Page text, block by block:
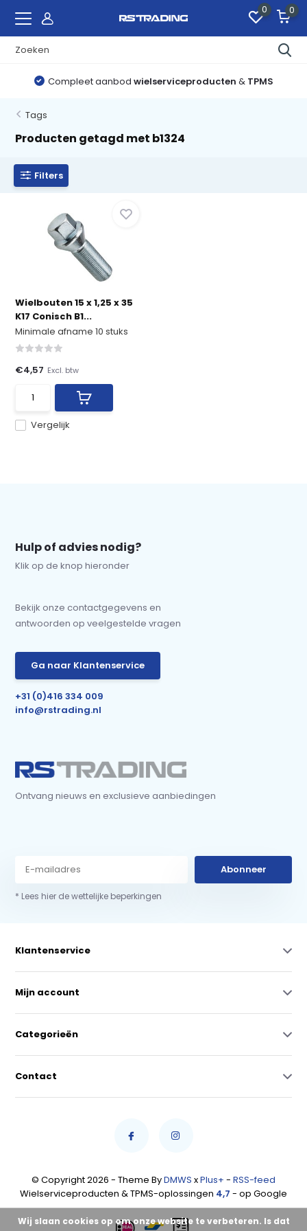
0 0
Compleet aanbod wielserviceproducten & TPMS
Tags
Producten getagd met b1324
Filters
Wielbouten 15 x 1,25 x 35
K17 Conisch B1...
Minimale afname 10 stuks
Vergelijk
€4,57 Excl. btw
Hulp of advies nodig?
Klik op de knop hieronder
Bekijk onze contactgegevens en
antwoorden op veelgestelde vragen
Ga naar Klantenservice
+31 (0)416 334 009
info@rstrading.nl
Ontvang nieuws en exclusieve aanbiedingen
Abonneer
* Lees hier de wettelijke beperkingen
Klantenservice
Mijn account
Categorieën
Contact
© Copyright 2026 - Theme ByDMWS xPlus+ - RSS-feed
Wielserviceproducten & TPMS-oplossingen 4,7 - op Google
Wij slaan cookies op om onze website te verbeteren. Is dat